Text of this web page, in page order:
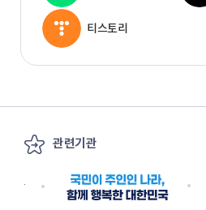
티스토리
관련기관